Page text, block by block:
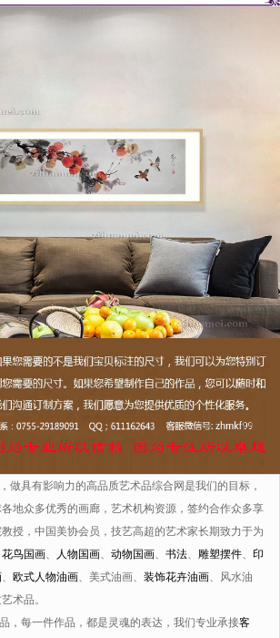
具有影响力的高品质艺术品综合网是我们的目标，
地众多优秀的画廊，艺术机构资源，签约合作众多享
授，中国美协会员，技艺高超的艺术家长期致力于为
花鸟国画、 人物国画、 动物国画、 书法、 雕塑摆件、 印
、 欧式人物油画、美式油画、 装饰花卉油画、风水油
术品。
每一件作品，都是灵魂的表达，我们专业承接客